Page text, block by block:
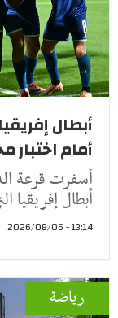
أبطال
أمام اختبار
أسفرت قرعة
أبطال إفريقيا
13:14 - 2026/08/06
رياضة